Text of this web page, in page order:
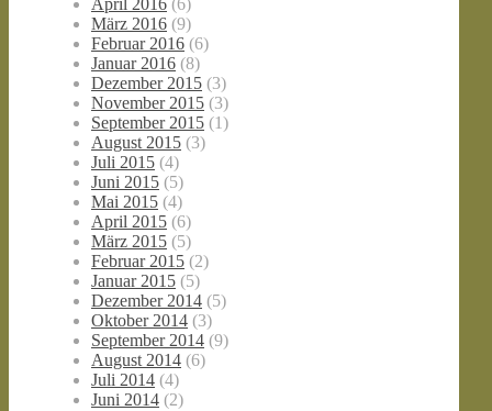
März 2016 (9)
Februar 2016 (6)
Januar 2016 (8)
Dezember 2015 (3)
November 2015 (3)
September 2015 (1)
August 2015 (3)
Juli 2015 (4)
Juni 2015 (5)
Mai 2015 (4)
April 2015 (6)
März 2015 (5)
Februar 2015 (2)
Januar 2015 (5)
Dezember 2014 (5)
Oktober 2014 (3)
September 2014 (9)
August 2014 (6)
Juli 2014 (4)
Juni 2014 (2)